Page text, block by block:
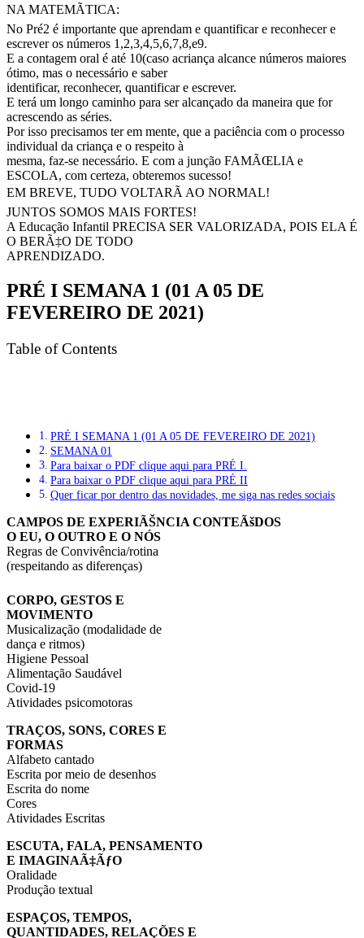
NA MATEMÃTICA:
No Pré2 é importante que aprendam e quantificar e reconhecer e
escrever os números 1,2,3,4,5,6,7,8,e9.
E a contagem oral é até 10(caso acriança alcance números maiores
ótimo, mas o necessário e saber
identificar, reconhecer, quantificar e escrever.
E terá um longo caminho para ser alcançado da maneira que for
acrescendo as séries.
Por isso precisamos ter em mente, que a paciência com o processo
individual da criança e o respeito à
mesma, faz-se necessário. E com a junção FAMÃŒLIA e
ESCOLA, com certeza, obteremos sucesso!
EM BREVE, TUDO VOLTARÃ AO NORMAL!
JUNTOS SOMOS MAIS FORTES!
A Educação Infantil PRECISA SER VALORIZADA, POIS ELA É
O BERÃ‡O DE TODO
APRENDIZADO.
PRÉ I SEMANA 1 (01 A 05 DE
FEVEREIRO DE 2021)
Table of Contents
PRÉ I SEMANA 1 (01 A 05 DE FEVEREIRO DE 2021)
SEMANA 01
Para baixar o PDF clique aqui para PRÉ I.
Para baixar o PDF clique aqui para PRÉ II
Quer ficar por dentro das novidades, me siga nas redes sociais
CAMPOS DE EXPERIÃŠNCIA CONTEÃšDOS
O EU, O OUTRO E O NÓS
Regras de Convivência/rotina
(respeitando as diferenças)
CORPO, GESTOS E
MOVIMENTO
Musicalização (modalidade de
dança e ritmos)
Higiene Pessoal
Alimentação Saudável
Covid-19
Atividades psicomotoras
TRAÇOS, SONS, CORES E
FORMAS
Alfabeto cantado
Escrita por meio de desenhos
Escrita do nome
Cores
Atividades Escritas
ESCUTA, FALA, PENSAMENTO
E IMAGINAÃ‡ÃƒO
Oralidade
Produção textual
ESPAÇOS, TEMPOS,
QUANTIDADES, RELAÇÕES E